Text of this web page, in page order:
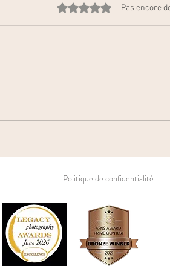
Noté 0 étoile sur 5.Pas encore
Politique de confidentialité